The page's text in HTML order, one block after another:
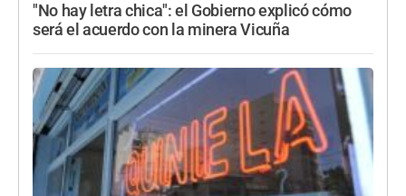
"No hay letra chica": el Gobierno explicó cómo
será el acuerdo con la minera Vicuña